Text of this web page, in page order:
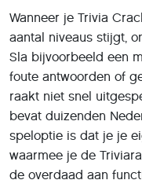
Wanneer je Trivia
aantal niveaus stijgt,
Sla bijvoorbeeld een
foute antwoorden of
raakt niet snel
bevat duizenden
speloptie is dat je je
waarmee je de
de overdaad aan